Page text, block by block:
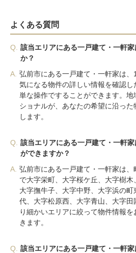
よくある質問
Q.
該当エリアにある一戸建て・一軒
か？
A. 弘前市にある一戸建て・一軒家は、
気になる物件の詳しい情報を確認
単な操作ですることができます。地
ショナルが、あなたの希望に沿った
します。
Q.
該当エリアにある一戸建て・一軒
ができますか？
A. 弘前市にある一戸建て・一軒家は、
で大字栄町、大字桜ケ丘、大字樹木
大字撫牛子、大字中野、大字浜の
代、大字松原西、大字青山、大字田
り細かいエリアに絞って物件情報
きます。
Q.
該当エリアにある一戸建て・一軒